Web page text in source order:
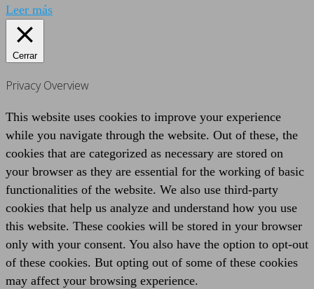
Leer más
Cerrar
Privacy Overview
This website uses cookies to improve your experience
while you navigate through the website. Out of these, the
cookies that are categorized as necessary are stored on
your browser as they are essential for the working of basic
functionalities of the website. We also use third-party
cookies that help us analyze and understand how you use
this website. These cookies will be stored in your browser
only with your consent. You also have the option to opt-out
of these cookies. But opting out of some of these cookies
may affect your browsing experience.